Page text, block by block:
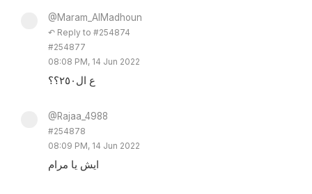
@Maram_AlMadhoun
↶ Reply to #254874
#254877
08:08 PM, 14 Jun 2022
ع ال٢٥٠؟؟
@Rajaa_4988
#254878
08:09 PM, 14 Jun 2022
ايش يا مرام